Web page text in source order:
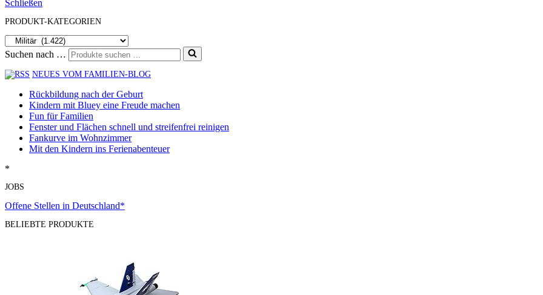
Schließen
PRODUKT-KATEGORIEN
Suchen nach …
NEUES VOM FAMILIEN-BLOG
Rückbildung nach der Geburt
Kindern mit Bluey eine Freude machen
Fun für Familien
Fenster und Flächen schnell und streifenfrei reinigen
Fankurve im Wohnzimmer
Mit den Kindern ins Ferienabenteuer
*
JOBS
Offene Stellen in Deutschland*
BELIEBTE PRODUKTE